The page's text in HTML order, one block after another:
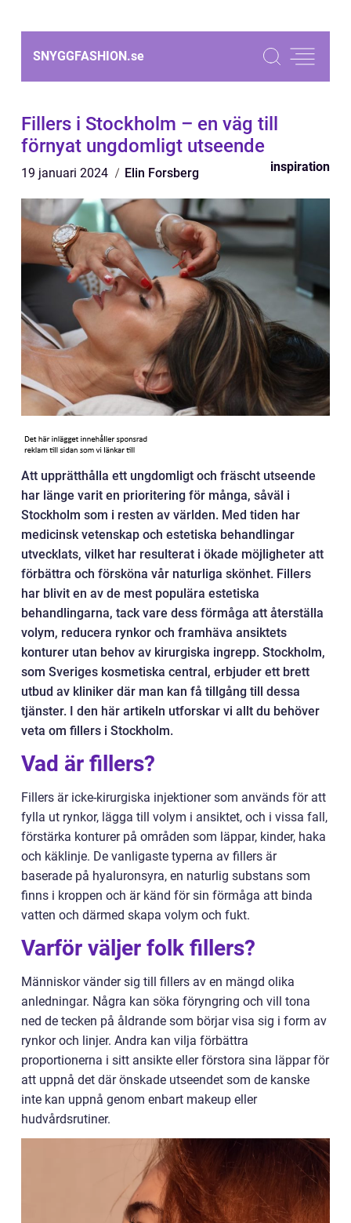
SNYGGFASHION.se
Fillers i Stockholm – en väg till
förnyat ungdomligt utseende
19 januari 2024 Elin Forsberg inspiration
Att upprätthålla ett ungdomligt och fräscht utseende
har länge varit en prioritering för många, såväl i
Stockholm som i resten av världen. Med tiden har
medicinsk vetenskap och estetiska behandlingar
utvecklats, vilket har resulterat i ökade möjligheter att
förbättra och försköna vår naturliga skönhet. Fillers
har blivit en av de mest populära estetiska
behandlingarna, tack vare dess förmåga att återställa
volym, reducera rynkor och framhäva ansiktets
konturer utan behov av kirurgiska ingrepp. Stockholm,
som Sveriges kosmetiska central, erbjuder ett brett
utbud av kliniker där man kan få tillgång till dessa
tjänster. I den här artikeln utforskar vi allt du behöver
veta om fillers i Stockholm.
Vad är fillers?
Fillers är icke-kirurgiska injektioner som används för att
fylla ut rynkor, lägga till volym i ansiktet, och i vissa fall,
förstärka konturer på områden som läppar, kinder, haka
och käklinje. De vanligaste typerna av fillers är
baserade på hyaluronsyra, en naturlig substans som
finns i kroppen och är känd för sin förmåga att binda
vatten och därmed skapa volym och fukt.
Varför väljer folk fillers?
Människor vänder sig till fillers av en mängd olika
anledningar. Några kan söka föryngring och vill tona
ned de tecken på åldrande som börjar visa sig i form av
rynkor och linjer. Andra kan vilja förbättra
proportionerna i sitt ansikte eller förstora sina läppar för
att uppnå det där önskade utseendet som de kanske
inte kan uppnå genom enbart makeup eller
hudvårdsrutiner.